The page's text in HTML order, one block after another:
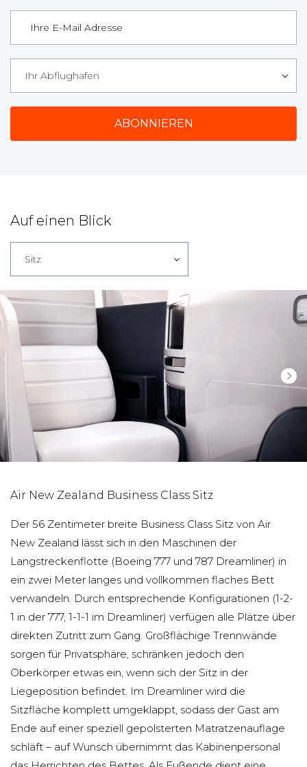
Ihr Abflughafen
Auf einen Blick
Sitz
Air New Zealand Business Class Sitz
Der 56 Zentimeter breite Business Class Sitz von Air
New Zealand lässt sich in den Maschinen der
Langstreckenflotte (Boeing 777 und 787 Dreamliner) in
ein zwei Meter langes und vollkommen flaches Bett
verwandeln. Durch entsprechende Konfigurationen (1-2-
1 in der 777, 1-1-1 im Dreamliner) verfügen alle Plätze über
direkten Zutritt zum Gang. Großflächige Trennwände
sorgen für Privatsphäre, schränken jedoch den
Oberkörper etwas ein, wenn sich der Sitz in der
Liegeposition befindet. Im Dreamliner wird die
Sitzfläche komplett umgeklappt, sodass der Gast am
Ende auf einer speziell gepolsterten Matratzenauflage
schläft – auf Wunsch übernimmt das Kabinenpersonal